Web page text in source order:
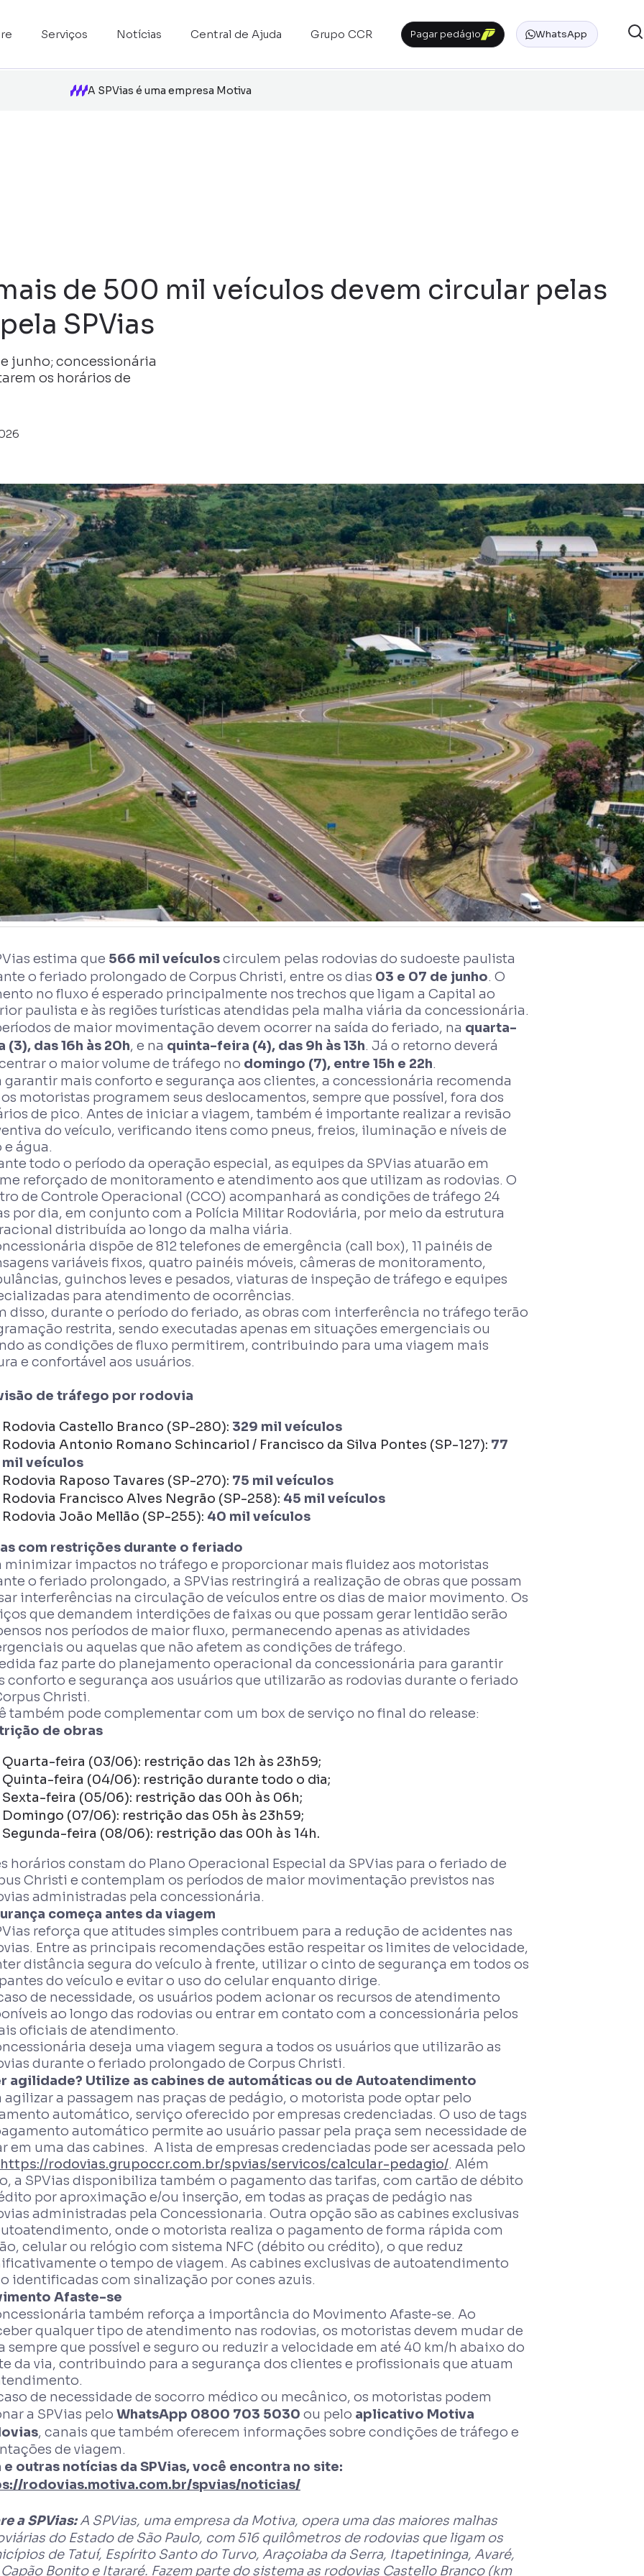
Serviços Notícias Central de Ajuda Grupo CCR Pagar pedágio WhatsApp
A SPVias é uma empresa Motiva
de 500 mil veículos devem circular pelas
SPVias
junho; concessionária
os horários de
estima que 566 mil veículoscirculem pelas rodovias do sudoeste paulista
o feriado prolongado de Corpus Christi, entre os dias 03 e 07 de junho. O
no fluxo é esperado principalmente nos trechos que ligam a Capital ao
paulista e às regiões turísticas atendidas pela malha viária da concessionária.
de maior movimentação devem ocorrer na saída do feriado, na quarta-
(3), das 16h às 20h, e na quinta-feira (4), das 9h às 13h. Já o retorno deverá
o maior volume de tráfego no domingo (7), entre 15h e 22h.
garantir mais conforto e segurança aos clientes, a concessionária recomenda
motoristas programem seus deslocamentos, sempre que possível, fora dos
de pico. Antes de iniciar a viagem, também é importante realizar a revisão
do veículo, verificando itens como pneus, freios, iluminação e níveis de
e água.
todo o período da operação especial, as equipes da SPVias atuarão em
reforçado de monitoramento e atendimento aos que utilizam as rodovias. O
de Controle Operacional (CCO) acompanhará as condições de tráfego 24
por dia, em conjunto com a Polícia Militar Rodoviária, por meio da estrutura
distribuída ao longo da malha viária.
dispõe de 812 telefones de emergência (call box), 11 painéis de
variáveis fixos, quatro painéis móveis, câmeras de monitoramento,
guinchos leves e pesados, viaturas de inspeção de tráfego e equipes
para atendimento de ocorrências.
disso, durante o período do feriado, as obras com interferência no tráfego terão
restrita, sendo executadas apenas em situações emergenciais ou
as condições de fluxo permitirem, contribuindo para uma viagem mais
e confortável aos usuários.
de tráfego por rodovia
Rodovia Castello Branco (SP-280): 329 mil veículos
Rodovia Antonio Romano Schincariol / Francisco da Silva Pontes (SP-127): 77
mil veículos
Rodovia Raposo Tavares (SP-270): 75 mil veículos
Rodovia Francisco Alves Negrão (SP-258): 45 mil veículos
Rodovia João Mellão (SP-255): 40 mil veículos
com restrições durante o feriado
minimizar impactos no tráfego e proporcionar mais fluidez aos motoristas
o feriado prolongado, a SPVias restringirá a realização de obras que possam
interferências na circulação de veículos entre os dias de maior movimento. Os
que demandem interdições de faixas ou que possam gerar lentidão serão
nos períodos de maior fluxo, permanecendo apenas as atividades
ou aquelas que não afetem as condições de tráfego.
faz parte do planejamento operacional da concessionária para garantir
conforto e segurança aos usuários que utilizarão as rodovias durante o feriado
Christi.
também pode complementar com um box de serviço no final do release:
de obras
Quarta-feira (03/06): restrição das 12h às 23h59;
Quinta-feira (04/06): restrição durante todo o dia;
Sexta-feira (05/06): restrição das 00h às 06h;
Domingo (07/06): restrição das 05h às 23h59;
Segunda-feira (08/06): restrição das 00h às 14h.
horários constam do Plano Operacional Especial da SPVias para o feriado de
Christi e contemplam os períodos de maior movimentação previstos nas
administradas pela concessionária.
começa antes da viagem
reforça que atitudes simples contribuem para a redução de acidentes nas
Entre as principais recomendações estão respeitar os limites de velocidade,
distância segura do veículo à frente, utilizar o cinto de segurança em todos os
do veículo e evitar o uso do celular enquanto dirige.
de necessidade, os usuários podem acionar os recursos de atendimento
ao longo das rodovias ou entrar em contato com a concessionária pelos
oficiais de atendimento.
deseja uma viagem segura a todos os usuários que utilizarão as
durante o feriado prolongado de Corpus Christi.
agilidade? Utilize as cabines de automáticas ou de Autoatendimento
agilizar a passagem nas praças de pedágio, o motorista pode optar pelo
automático, serviço oferecido por empresas credenciadas. O uso de tags
automático permite ao usuário passar pela praça sem necessidade de
em uma das cabines. A lista de empresas credenciadas pode ser acessada pelo
https://rodovias.grupoccr.com.br/spvias/servicos/calcular-pedagio/. Além
a SPVias disponibiliza também o pagamento das tarifas, com cartão de débito
por aproximação e/ou inserção, em todas as praças de pedágio nas
administradas pela Concessionaria. Outra opção são as cabines exclusivas
onde o motorista realiza o pagamento de forma rápida com
celular ou relógio com sistema NFC (débito ou crédito), o que reduz
o tempo de viagem. As cabines exclusivas de autoatendimento
identificadas com sinalização por cones azuis.
Afaste-se
também reforça a importância do Movimento Afaste-se. Ao
qualquer tipo de atendimento nas rodovias, os motoristas devem mudar de
sempre que possível e seguro ou reduzir a velocidade em até 40 km/h abaixo do
da via, contribuindo para a segurança dos clientes e profissionais que atuam
de necessidade de socorro médico ou mecânico, os motoristas podem
a SPVias pelo WhatsApp 0800 703 5030 ou pelo aplicativo Motiva
, canais que também oferecem informações sobre condições de tráfego e
de viagem.
e outras notícias da SPVias, você encontra no site:
rodovias.motiva.com.br/spvias/noticias/
a SPVias:A SPVias, uma empresa da Motiva, opera uma das maiores malhas
do Estado de São Paulo, com 516 quilômetros de rodovias que ligam os
de Tatuí, Espírito Santo do Turvo, Araçoiaba da Serra, Itapetininga, Avaré,
Bonito e Itararé. Fazem parte do sistema as rodovias Castello Branco (km